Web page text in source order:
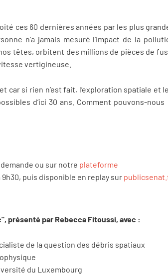
ces 60 dernières années par les plus
n’a jamais mesuré l’impact de la
têtes, orbitent des millions de pièces de
vertigineuse.
car si rien n’est fait, l’exploration spatiale et
d’ici 30 ans. Comment pouvons-
ou sur notre plateforme
puis disponible en replay sur
présenté par Rebecca Fitoussi, avec :
de la question des débris spatiaux
du Luxembourg